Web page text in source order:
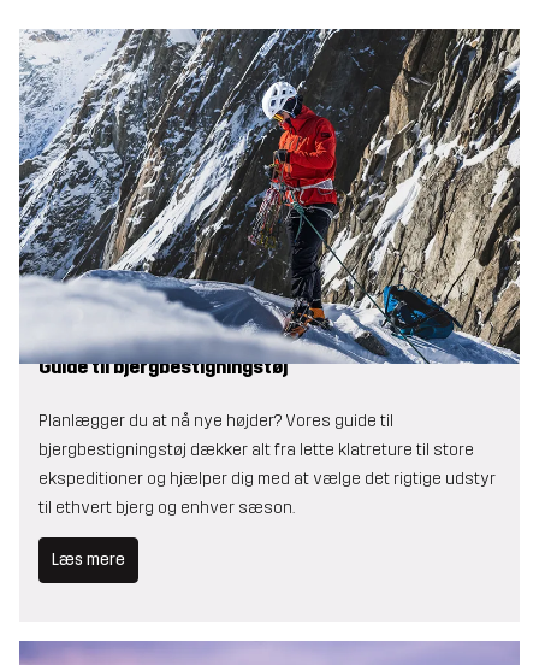
Guide til bjergbestigningstøj
Planlægger du at nå nye højder? Vores guide til
bjergbestigningstøj dækker alt fra lette klatreture til store
ekspeditioner og hjælper dig med at vælge det rigtige udstyr
til ethvert bjerg og enhver sæson.
Læs mere